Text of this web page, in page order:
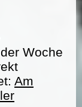
Woche
Am